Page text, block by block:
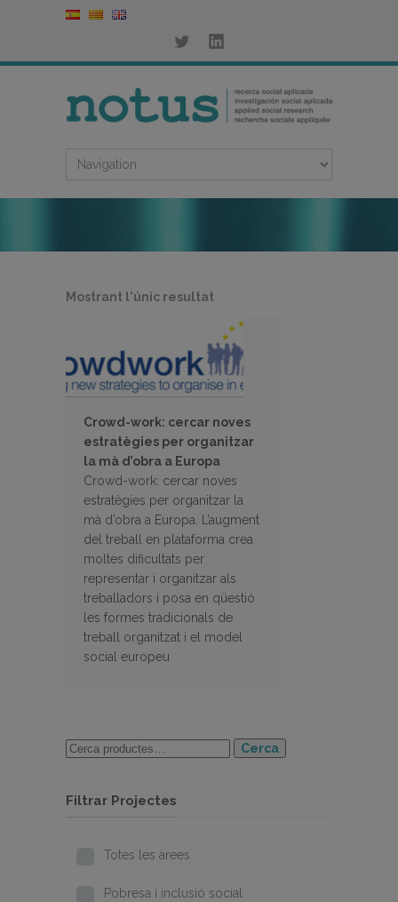
Mostrant l'únic resultat
Crowd-work: cercar noves
estratègies per organitzar
la mà d’obra a Europa
Crowd-work: cercar noves
estratègies per organitzar la
mà d’obra a Europa. L’augment
del treball en plataforma crea
moltes dificultats per
representar i organitzar als
treballadors i posa en qüestió
les formes tradicionals de
treball organitzat i el model
social europeu
Cerca
Filtrar Projectes
Totes les àrees
Pobresa i inclusió social